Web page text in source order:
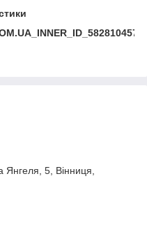
Янгеля, 5, Вінниця,